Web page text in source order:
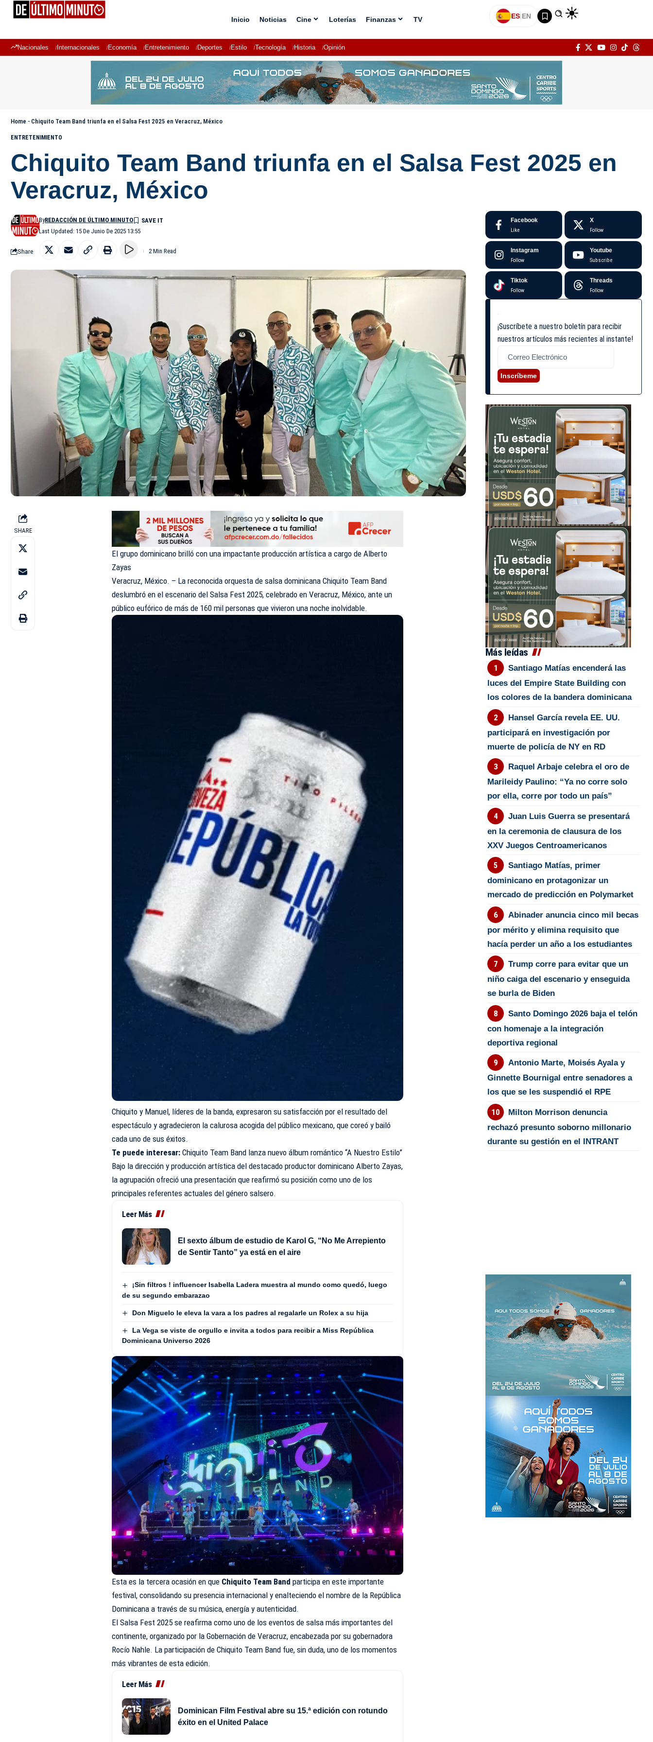
Inicio Noticias Cine Loterías Finanzas TV ES|EN
Nacionales Internacionales Economía Entretenimiento Deportes Estilo Tecnología Historia Opinión
Home - Chiquito Team Band triunfa en el Salsa Fest 2025 en Veracruz, México
ENTRETENIMIENTO
Chiquito Team Band triunfa en el Salsa Fest 2025 en
Veracruz, México
Last Updated: 15 De Junio De 2025 13:55
ByREDACCIÓN DE ÚLTIMO MINUTO
Share 2 Min Read
SHARE
El grupo dominicano brilló con una impactante producción artística a cargo de Alberto
Zayas
Veracruz, México. – La reconocida orquesta de salsa dominicana Chiquito Team Band
deslumbró en el escenario del Salsa Fest 2025, celebrado en Veracruz, México, ante un
público eufórico de más de 160 mil personas que vivieron una noche inolvidable.
Chiquito y Manuel, líderes de la banda, expresaron su satisfacción por el resultado del
espectáculo y agradecieron la calurosa acogida del público mexicano, que coreó y bailó
cada uno de sus éxitos.
Te puede interesar: Chiquito Team Band lanza nuevo álbum romántico “A Nuestro Estilo”
Bajo la dirección y producción artística del destacado productor dominicano Alberto Zayas,
la agrupación ofreció una presentación que reafirmó su posición como uno de los
principales referentes actuales del género salsero.
Leer Más
El sexto álbum de estudio de Karol G, “No Me Arrepiento
de Sentir Tanto” ya está en el aire
¡Sin filtros ! influencer Isabella Ladera muestra al mundo como quedó, luego
de su segundo embarazao
Don Miguelo le eleva la vara a los padres al regalarle un Rolex a su hija
La Vega se viste de orgullo e invita a todos para recibir a Miss República
Dominicana Universo 2026
Esta es la tercera ocasión en que Chiquito Team Band participa en este importante
festival, consolidando su presencia internacional y enalteciendo el nombre de la República
Dominicana a través de su música, energía y autenticidad.
El Salsa Fest 2025 se reafirma como uno de los eventos de salsa más importantes del
continente, organizado por la Gobernación de Veracruz, encabezada por su gobernadora
Rocío Nahle. La participación de Chiquito Team Band fue, sin duda, uno de los momentos
más vibrantes de esta edición.
Leer Más
Dominican Film Festival abre su 15.ª edición con rotundo
éxito en el United Palace
Facebook
Like
X
Follow
Instagram
Follow
Youtube
Subscribe
Tiktok
Follow
Threads
Follow
¡Suscríbete a nuestro boletín para recibir
nuestros artículos más recientes al instante!
Inscríbeme
Más leídas
Santiago Matías encenderá las
luces del Empire State Building con
los colores de la bandera dominicana
Hansel García revela EE. UU.
participará en investigación por
muerte de policía de NY en RD
Raquel Arbaje celebra el oro de
Marileidy Paulino: “Ya no corre solo
por ella, corre por todo un país”
Juan Luis Guerra se presentará
en la ceremonia de clausura de los
XXV Juegos Centroamericanos
Santiago Matías, primer
dominicano en protagonizar un
mercado de predicción en Polymarket
Abinader anuncia cinco mil becas
por mérito y elimina requisito que
hacía perder un año a los estudiantes
Trump corre para evitar que un
niño caiga del escenario y enseguida
se burla de Biden
Santo Domingo 2026 baja el telón
con homenaje a la integración
deportiva regional
Antonio Marte, Moisés Ayala y
Ginnette Bournigal entre senadores a
los que se les suspendió el RPE
Milton Morrison denuncia
rechazó presunto soborno millonario
durante su gestión en el INTRANT